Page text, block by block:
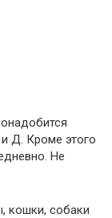
Д. Кроме этого
Не
кошки, собаки